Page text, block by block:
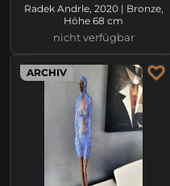
Radek Andrle, 2020 | Bronze,
Höhe 68 cm
nicht verfügbar
ARCHIV